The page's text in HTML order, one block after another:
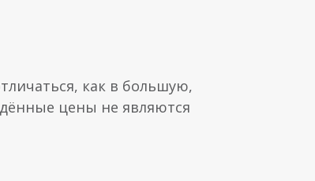
как в большую,
цены не являются